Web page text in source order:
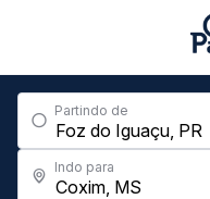
Partindo de
Indo para